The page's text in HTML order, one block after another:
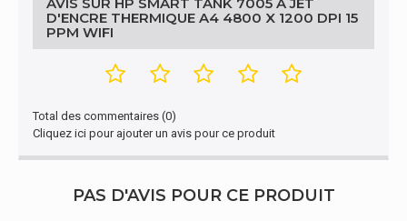
Écran
Taille de l'écran 5,08 cm (2")
Écran integré
Tension d'entrée AC 100 - 240 V
D'ENCRE THERMIQUE A4 4800 X 1200 DPI 15
PPM WIFI
Total des commentaires (0)
Cliquez ici pour ajouter un avis pour ce produit
PAS D'AVIS POUR CE PRODUIT